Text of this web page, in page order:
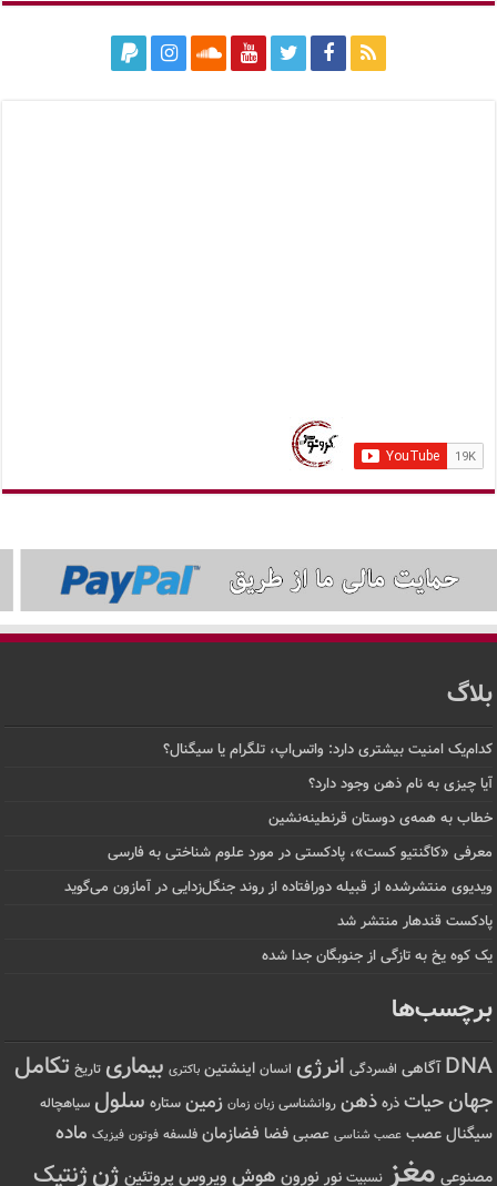
بلاگ
کدام‌یک امنیت بیشتری دارد: واتس‌اپ، تلگرام یا سیگنال؟
آیا چیزی به نام ذهن وجود دارد؟
خطاب به همه‌ی دوستان قرنطینه‌نشین
معرفی «کاگنتیو کست»، پادکستی در مورد علوم شناختی به فارسی
ویدیوی منتشرشده از قبیله دورافتاده‌ از روند جنگل‌زدایی در آمازون می‌گوید
پادکست قندهار منتشر شد
یک کوه یخ به تازگی از جنوبگان جدا شده
برچسب‌ها
DNA آگاهی افسردگی انرژی انسان اینشتین باکتری بیماری تاریخ تکامل
جهانحیات ذره ذهن روانشناسی زبان زمان زمین ستاره سلول سیاهچاله
سیگنال عصب عصب شناسی عصبی فضا فضازمان فلسفه فوتون فیزیک ماده
مصنوعی مغز نسبیت نور نورون هوش ویروس پروتئین ژنژنتیک